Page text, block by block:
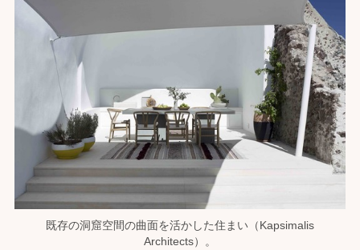
既存の洞窟空間の曲面を活かした住まい（Kapsimalis
Architects）。